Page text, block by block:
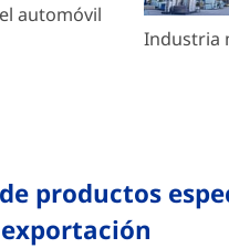
automóvil
Industria
productos